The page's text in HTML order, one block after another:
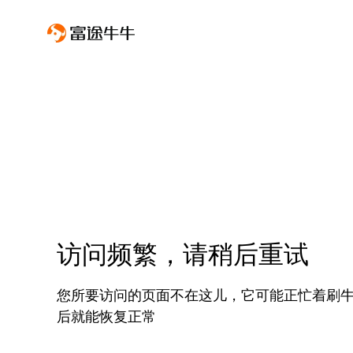
访问频繁，请稍后重试
您所要访问的页面不在这儿，它可能正忙着刷
后就能恢复正常